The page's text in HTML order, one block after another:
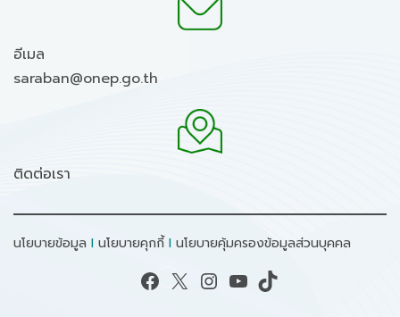
อีเมล
saraban@onep.go.th
ติดต่อเรา
นโยบายข้อมูล I นโยบายคุกกี้ I นโยบายคุ้มครองข้อมูลส่วนบุคคล
Facebook X Instagram YouTube TikTok